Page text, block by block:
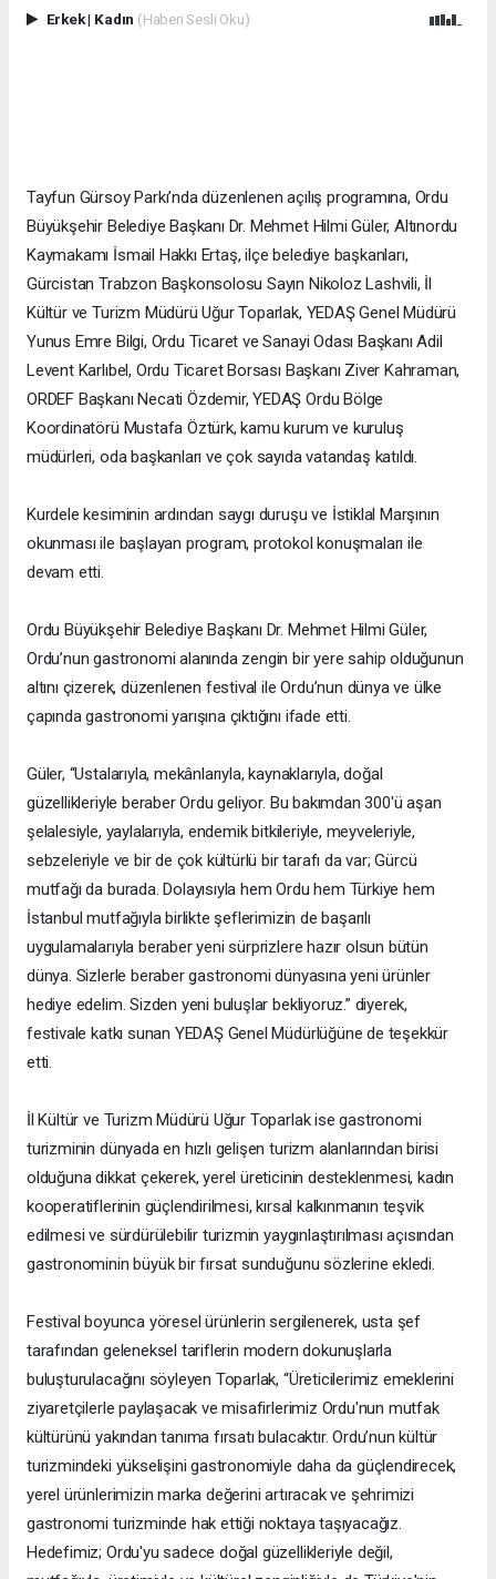
Erkek| Kadın (Haberi Sesli Oku)
Tayfun Gürsoy Parkı’nda düzenlenen açılış programına, Ordu
Büyükşehir Belediye Başkanı Dr. Mehmet Hilmi Güler, Altınordu
Kaymakamı İsmail Hakkı Ertaş, ilçe belediye başkanları,
Gürcistan Trabzon Başkonsolosu Sayın Nikoloz Lashvili, İl
Kültür ve Turizm Müdürü Uğur Toparlak, YEDAŞ Genel Müdürü
Yunus Emre Bilgi, Ordu Ticaret ve Sanayi Odası Başkanı Adil
Levent Karlıbel, Ordu Ticaret Borsası Başkanı Ziver Kahraman,
ORDEF Başkanı Necati Özdemir, YEDAŞ Ordu Bölge
Koordinatörü Mustafa Öztürk, kamu kurum ve kuruluş
müdürleri, oda başkanları ve çok sayıda vatandaş katıldı.
Kurdele kesiminin ardından saygı duruşu ve İstiklal Marşının
okunması ile başlayan program, protokol konuşmaları ile
devam etti.
Ordu Büyükşehir Belediye Başkanı Dr. Mehmet Hilmi Güler,
Ordu’nun gastronomi alanında zengin bir yere sahip olduğunun
altını çizerek, düzenlenen festival ile Ordu’nun dünya ve ülke
çapında gastronomi yarışına çıktığını ifade etti.
Güler, “Ustalarıyla, mekânlarıyla, kaynaklarıyla, doğal
güzellikleriyle beraber Ordu geliyor. Bu bakımdan 300'ü aşan
şelalesiyle, yaylalarıyla, endemik bitkileriyle, meyveleriyle,
sebzeleriyle ve bir de çok kültürlü bir tarafı da var; Gürcü
mutfağı da burada. Dolayısıyla hem Ordu hem Türkiye hem
İstanbul mutfağıyla birlikte şeflerimizin de başarılı
uygulamalarıyla beraber yeni sürprizlere hazır olsun bütün
dünya. Sizlerle beraber gastronomi dünyasına yeni ürünler
hediye edelim. Sizden yeni buluşlar bekliyoruz.” diyerek,
festivale katkı sunan YEDAŞ Genel Müdürlüğüne de teşekkür
etti.
İl Kültür ve Turizm Müdürü Uğur Toparlak ise gastronomi
turizminin dünyada en hızlı gelişen turizm alanlarından birisi
olduğuna dikkat çekerek, yerel üreticinin desteklenmesi, kadın
kooperatiflerinin güçlendirilmesi, kırsal kalkınmanın teşvik
edilmesi ve sürdürülebilir turizmin yaygınlaştırılması açısından
gastronominin büyük bir fırsat sunduğunu sözlerine ekledi.
Festival boyunca yöresel ürünlerin sergilenerek, usta şef
tarafından geleneksel tariflerin modern dokunuşlarla
buluşturulacağını söyleyen Toparlak, “Üreticilerimiz emeklerini
ziyaretçilerle paylaşacak ve misafirlerimiz Ordu'nun mutfak
kültürünü yakından tanıma fırsatı bulacaktır. Ordu’nun kültür
turizmindeki yükselişini gastronomiyle daha da güçlendirecek,
yerel ürünlerimizin marka değerini artıracak ve şehrimizi
gastronomi turizminde hak ettiği noktaya taşıyacağız.
Hedefimiz; Ordu'yu sadece doğal güzellikleriyle değil,